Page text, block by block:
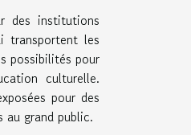
des institutions
transportent les
possibilités pour
culturelle.
pour des
grand public.